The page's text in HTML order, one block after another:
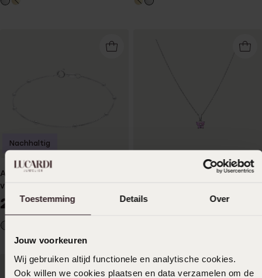
Toestemming Details Over
Jouw voorkeuren
Wij gebruiken altijd functionele en analytische cookies.
Ook willen we cookies plaatsen en data verzamelen om de
Armband aus 925er Silber,
venezianische Kugel
24 99
Nachhaltig
Silberne Kinder-Halskette
Zirkonia
34